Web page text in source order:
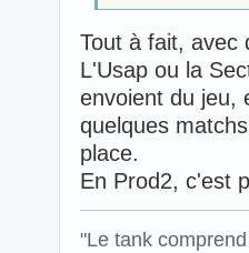
Tout à fait, avec
L'Usap ou la
envoient du jeu,
quelques
place.
En Prod2, c'est
"Le tank